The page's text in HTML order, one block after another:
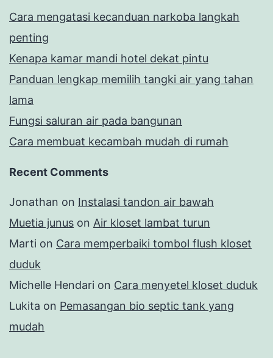
Cara mengatasi kecanduan narkoba langkah
penting
Kenapa kamar mandi hotel dekat pintu
Panduan lengkap memilih tangki air yang tahan
lama
Fungsi saluran air pada bangunan
Cara membuat kecambah mudah di rumah
Recent Comments
Jonathan on Instalasi tandon air bawah
Muetia junus on Air kloset lambat turun
Marti on Cara memperbaiki tombol flush kloset
duduk
Michelle Hendari on Cara menyetel kloset duduk
Lukita on Pemasangan bio septic tank yang
mudah